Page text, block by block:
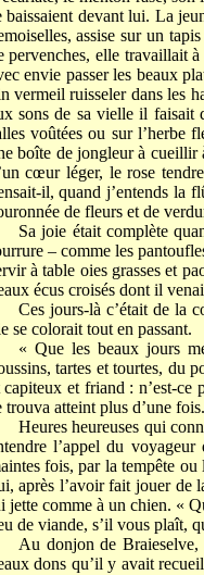
baissaient devant lui. La
assise sur un
pervenches, elle travaillait
envie passer les beaux
vermeil ruisseler dans les
sons de sa vielle il faisait
voûtées ou sur l’herbe
boîte de jongleur à cueillir
cœur léger, le rose
il, quand j’entends la
de fleurs et de
Sa joie était complète
– comme les
à table oies grasses et
écus croisés dont il
Ces jours-là c’était de la
se colorait tout en passant.
« Que les beaux jours
tartes et tourtes, du
capiteux et friand : n’est-ce
trouva atteint plus d’une fois.
Heures heureuses qui
l’appel du
fois, par la tempête
après l’avoir fait jouer de
jette comme à un chien. «
de viande, s’il vous plaît,
Au donjon de Braieselve,
dons qu’il y avait